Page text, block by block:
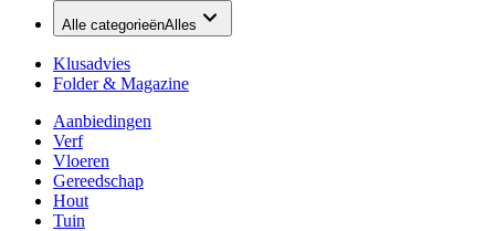
Alle categorieënAlles
Klusadvies
Folder & Magazine
Aanbiedingen
Verf
Vloeren
Gereedschap
Hout
Tuin